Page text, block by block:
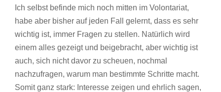
Ich selbst befinde mich noch mitten im Volontariat,
habe aber bisher auf jeden Fall gelernt, dass es sehr
wichtig ist, immer Fragen zu stellen. Natürlich wird
einem alles gezeigt und beigebracht, aber wichtig ist
auch, sich nicht davor zu scheuen, nochmal
nachzufragen, warum man bestimmte Schritte macht.
Somit ganz stark: Interesse zeigen und ehrlich sagen,